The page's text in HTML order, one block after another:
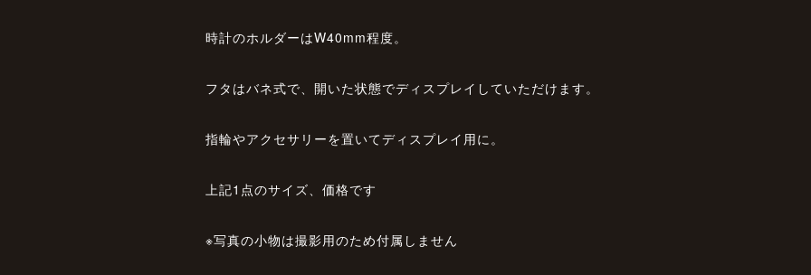
時計のホルダーはW40mm程度。
フタはバネ式で、開いた状態でディスプレイしていただけます。
指輪やアクセサリーを置いてディスプレイ用に。
上記1点のサイズ、価格です
※写真の小物は撮影用のため付属しません